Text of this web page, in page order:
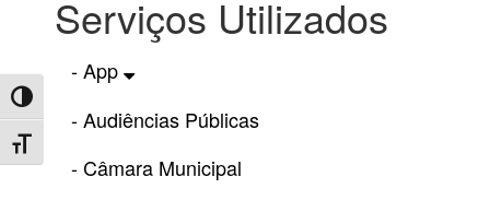
Toggle High Contrast
Toggle Font size
Serviços Utilizados
- App
- Audiências Públicas
- Câmara Municipal